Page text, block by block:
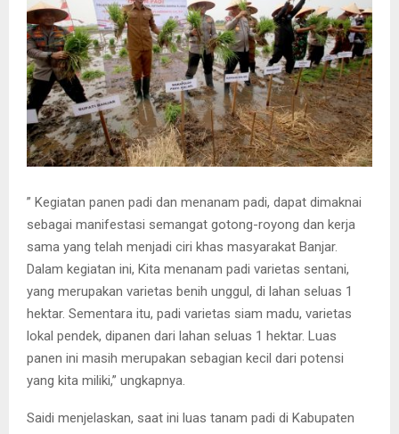
” Kegiatan panen padi dan menanam padi, dapat dimaknai
sebagai manifestasi semangat gotong-royong dan kerja
sama yang telah menjadi ciri khas masyarakat Banjar.
Dalam kegiatan ini, Kita menanam padi varietas sentani,
yang merupakan varietas benih unggul, di lahan seluas 1
hektar. Sementara itu, padi varietas siam madu, varietas
lokal pendek, dipanen dari lahan seluas 1 hektar. Luas
panen ini masih merupakan sebagian kecil dari potensi
yang kita miliki,” ungkapnya.
Saidi menjelaskan, saat ini luas tanam padi di Kabupaten